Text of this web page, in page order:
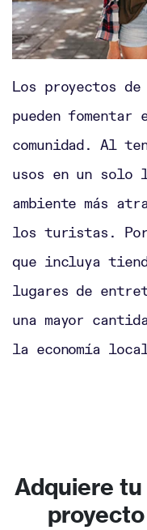
Los proyectos
pueden fomentar
comunidad. Al
usos en un solo
ambiente más
los turistas. Por
que incluya
lugares de
una mayor
la economía
Adquiere tu